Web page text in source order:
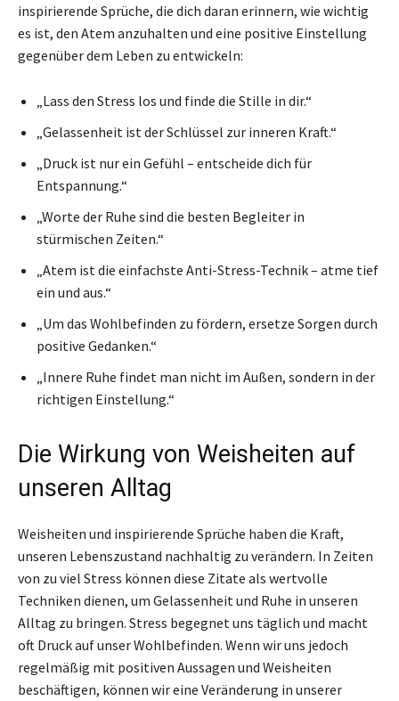
inspirierende Sprüche, die dich daran erinnern, wie wichtig
es ist, den Atem anzuhalten und eine positive Einstellung
gegenüber dem Leben zu entwickeln:
„Lass den Stress los und finde die Stille in dir.“
„Gelassenheit ist der Schlüssel zur inneren Kraft.“
„Druck ist nur ein Gefühl – entscheide dich für
Entspannung.“
„Worte der Ruhe sind die besten Begleiter in
stürmischen Zeiten.“
„Atem ist die einfachste Anti-Stress-Technik – atme tief
ein und aus.“
„Um das Wohlbefinden zu fördern, ersetze Sorgen durch
positive Gedanken.“
„Innere Ruhe findet man nicht im Außen, sondern in der
richtigen Einstellung.“
Die Wirkung von Weisheiten auf
unseren Alltag
Weisheiten und inspirierende Sprüche haben die Kraft,
unseren Lebenszustand nachhaltig zu verändern. In Zeiten
von zu viel Stress können diese Zitate als wertvolle
Techniken dienen, um Gelassenheit und Ruhe in unseren
Alltag zu bringen. Stress begegnet uns täglich und macht
oft Druck auf unser Wohlbefinden. Wenn wir uns jedoch
regelmäßig mit positiven Aussagen und Weisheiten
beschäftigen, können wir eine Veränderung in unserer